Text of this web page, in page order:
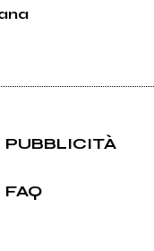
PUBBLICITÀ
FAQ